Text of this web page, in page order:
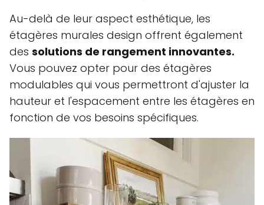
Au-delà de leur aspect esthétique, les
étagères murales design offrent également
des solutions de rangement innovantes.
Vous pouvez opter pour des étagères
modulables qui vous permettront d'ajuster la
hauteur et l'espacement entre les étagères en
fonction de vos besoins spécifiques.